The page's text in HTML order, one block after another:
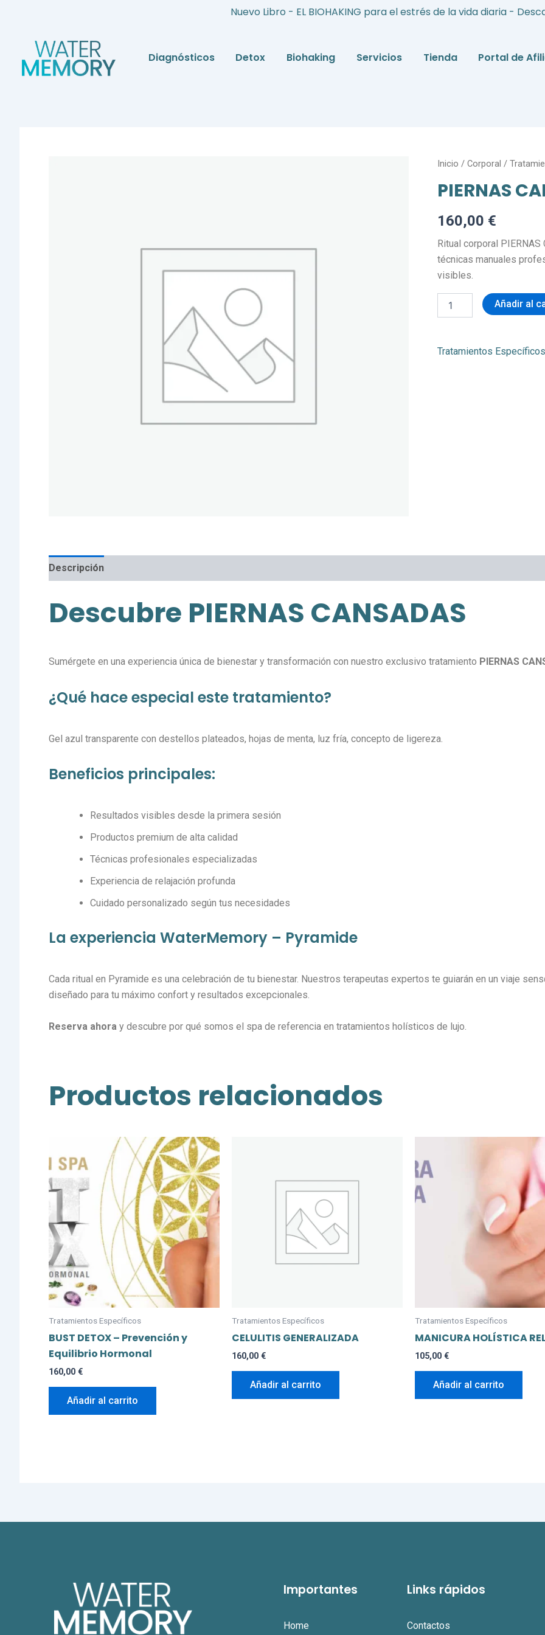
contenido
Nuevo Libro - EL BIOHAKING para el estrés de la vida diaria -
Diagnósticos Detox Biohaking Servicios Tienda Portal de
Inicio /Corporal /
PIERNAS
160,00 €
Ritual corporal
técnicas manuales
visibles.
PIERNAS
cantidad
Añadir al
Tratamientos Específicos
Descripción
Descubre PIERNAS CANSADAS
Sumérgete en una experiencia única de bienestar y transformación con nuestro exclusivo tratamiento PIERNAS
¿Qué hace especial este tratamiento?
Gel azul transparente con destellos plateados, hojas de menta, luz fría, concepto de ligereza.
Beneficios principales:
Resultados visibles desde la primera sesión
Productos premium de alta calidad
Técnicas profesionales especializadas
Experiencia de relajación profunda
Cuidado personalizado según tus necesidades
La experiencia WaterMemory – Pyramide
Cada ritual en Pyramide es una celebración de tu bienestar. Nuestros terapeutas expertos te guiarán en un viaje
diseñado para tu máximo confort y resultados excepcionales.
Reserva ahora y descubre por qué somos el spa de referencia en tratamientos holísticos de lujo.
Productos relacionados
Tratamientos Específicos
BUST DETOX – Prevención y
Equilibrio Hormonal
160,00 €
Añadir al carrito
Tratamientos Específicos
CELULITIS GENERALIZADA
160,00 €
Añadir al carrito
Tratamientos Específicos
MANICURA HOLÍSTICA
105,00 €
Añadir al carrito
Importantes
Home
Links rápidos
Contactos